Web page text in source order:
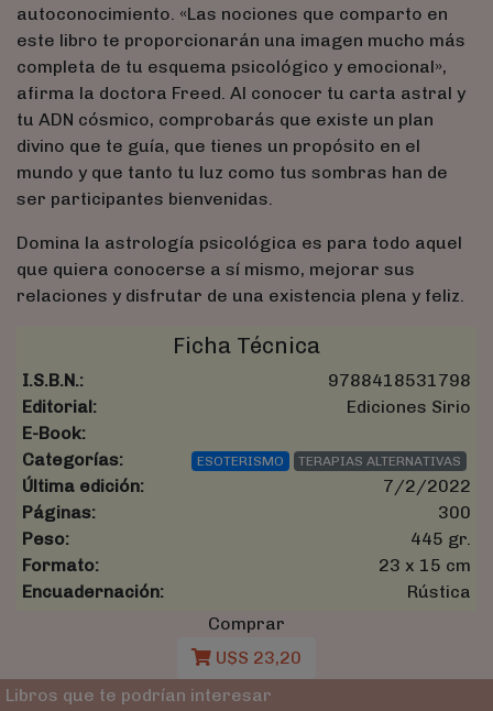
autoconocimiento. «Las nociones que comparto en
este libro te proporcionarán una imagen mucho más
completa de tu esquema psicológico y emocional»,
afirma la doctora Freed. Al conocer tu carta astral y
tu ADN cósmico, comprobarás que existe un plan
divino que te guía, que tienes un propósito en el
mundo y que tanto tu luz como tus sombras han de
ser participantes bienvenidas.
Domina la astrología psicológica es para todo aquel
que quiera conocerse a sí mismo, mejorar sus
relaciones y disfrutar de una existencia plena y feliz.
Ficha Técnica
I.S.B.N.:
9788418531798
Editorial:
Ediciones Sirio
E-Book:
Categorías:
ESOTERISMO TERAPIAS ALTERNATIVAS
Última edición:
7/2/2022
Páginas:
300
Peso:
445 gr.
Formato:
23 x 15 cm
Encuadernación:
Rústica
Comprar
U$S 23,20
Libros que te podrían interesar